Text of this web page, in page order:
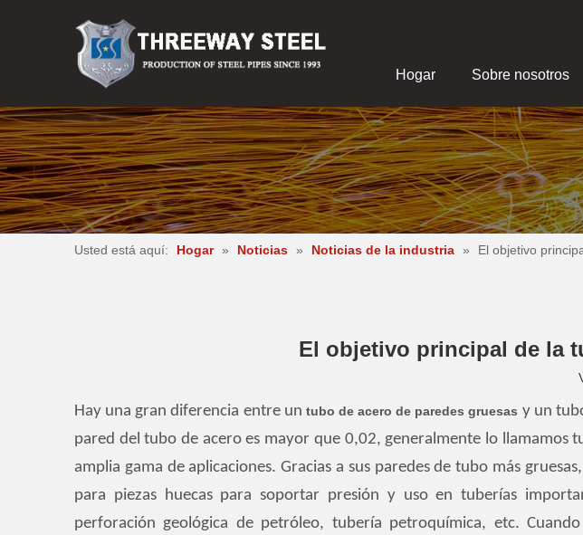
Hogar Sobre nosotros
Usted está aquí: Hogar » Noticias » Noticias de la industria » El objetivo
El objetivo principal de la
Hay una gran diferencia entre un tubo de acero de paredes gruesas y un
pared del tubo de acero es mayor que 0,02, generalmente lo llamamos
amplia gama de aplicaciones. Gracias a sus paredes de tubo más
para piezas huecas para soportar presión y uso en tuberías
perforación geológica de petróleo, tubería petroquímica, etc.